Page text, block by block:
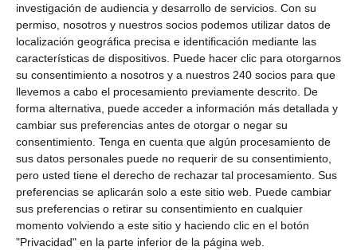
investigación de audiencia y desarrollo de servicios. Con su
permiso, nosotros y nuestros socios podemos utilizar datos de
localización geográfica precisa e identificación mediante las
características de dispositivos. Puede hacer clic para otorgarnos
su consentimiento a nosotros y a nuestros 240 socios para que
llevemos a cabo el procesamiento previamente descrito. De
forma alternativa, puede acceder a información más detallada y
cambiar sus preferencias antes de otorgar o negar su
consentimiento. Tenga en cuenta que algún procesamiento de
sus datos personales puede no requerir de su consentimiento,
pero usted tiene el derecho de rechazar tal procesamiento. Sus
preferencias se aplicarán solo a este sitio web. Puede cambiar
sus preferencias o retirar su consentimiento en cualquier
momento volviendo a este sitio y haciendo clic en el botón
"Privacidad" en la parte inferior de la página web.
Servicios
Drenaje Linfático
Masaje Deportivo
Masaje terapéutico
Osteopatía Craneal
Osteopatía Estructural
Osteopatía Infantil
Osteopatía Visceral
Rehabilitación
Técnica Miofascial